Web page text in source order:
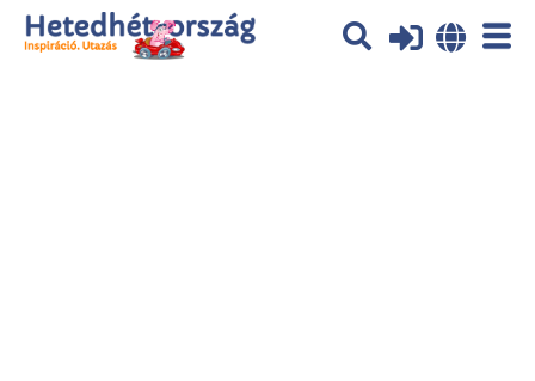
Az oldal sütiket (cookies) használ. További tájékoztatás itt:
tájékoztató